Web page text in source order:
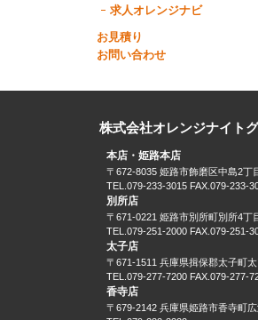
求人オレンジナビ
お見積り
お問い合わせ
株式会社オレンジナイト
本店・姫路本店
〒672-8035 姫路市飾磨区中島2丁
TEL.079-233-3015 FAX.079-233-
別所店
〒671-0221 姫路市別所町別所4丁
TEL.079-251-2000 FAX.079-251-
太子店
〒671-1511 兵庫県揖保郡太子町
TEL.079-277-7200 FAX.079-277-
香寺店
〒679-2142 兵庫県姫路市香寺町広